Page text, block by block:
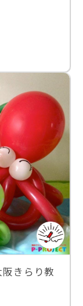
きらり教